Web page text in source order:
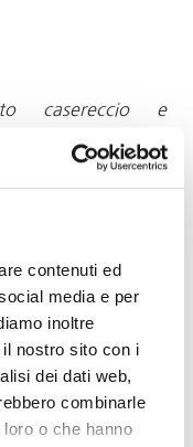
contenuti ed
media e per
inoltre
nostro sito con i
dei dati web,
combinarle
o che hanno
casereccio e
dei benefit